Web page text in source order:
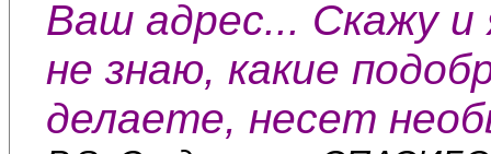
Ваш адрес... Скажу
не знаю, какие
делаете, несет